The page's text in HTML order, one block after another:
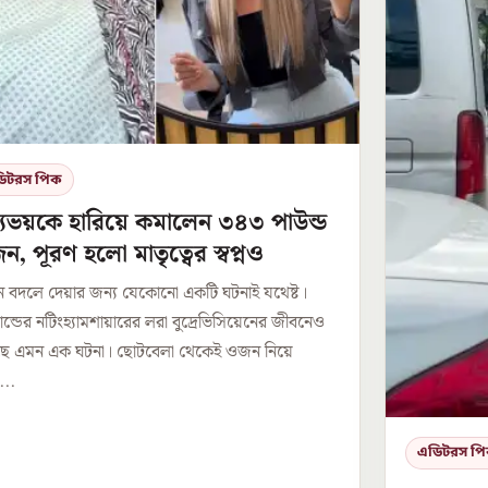
পিক
হারিয়ে কমালেন ৩৪৩ পাউন্ড
পূরণ হলো মাতৃত্বের স্বপ্নও
বদলে দেয়ার জন্য যেকোনো একটি ঘটনাই যথেষ্ট।
নটিংহ্যামশায়ারের লরা বুদ্রেভিসিয়েনের জীবনেও
এমন এক ঘটনা। ছোটবেলা থেকেই ওজন নিয়ে
এডিটরস